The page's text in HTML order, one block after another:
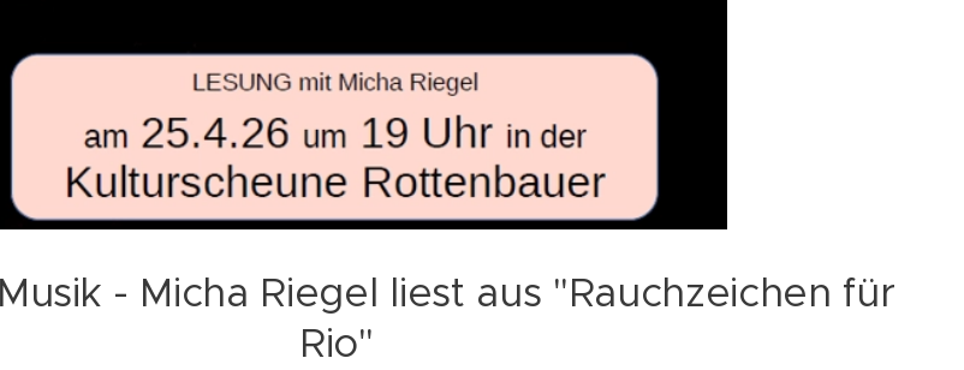
- Micha Riegel liest aus "Rauchzeichen für
Rio"